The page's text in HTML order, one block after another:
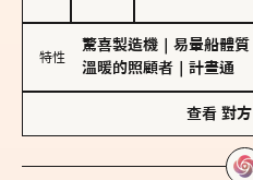
特性
驚喜製造機 易暈船體質
溫暖的照顧者
計畫通
查看 對方